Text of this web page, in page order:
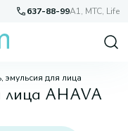
637-88-99A1, МТС, Life
эмульсия для лица
лица AHAVA